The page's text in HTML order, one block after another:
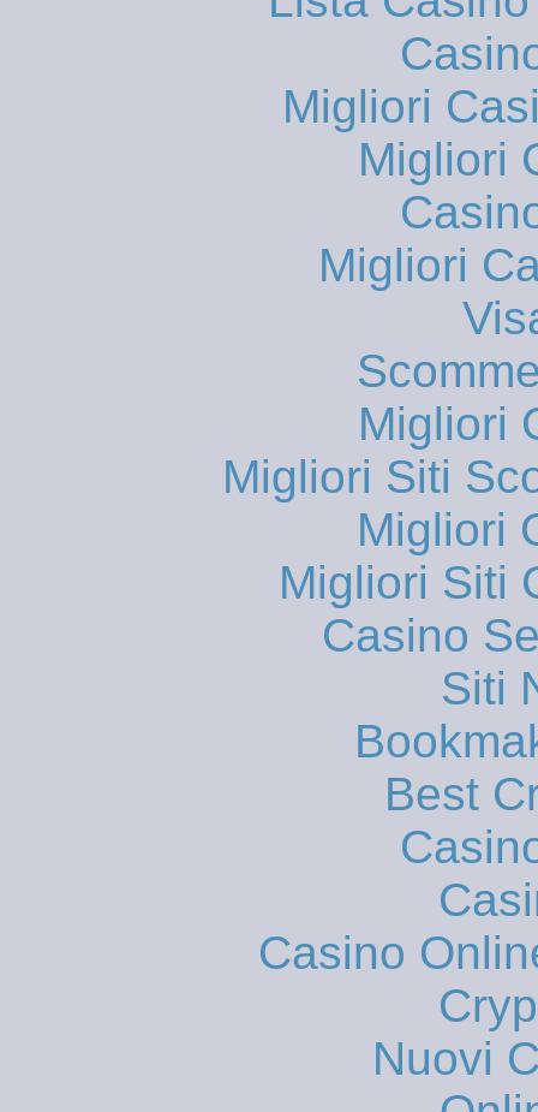
Migliori
Migliori
Migliori
Migliori
Migliori Siti
Migliori
Migliori Siti
Casino
Siti
Best
Casino
Nuovi